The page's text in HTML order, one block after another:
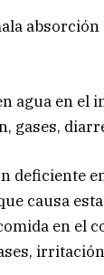
absorción
agua en el
gases,
deficiente
causa
en el